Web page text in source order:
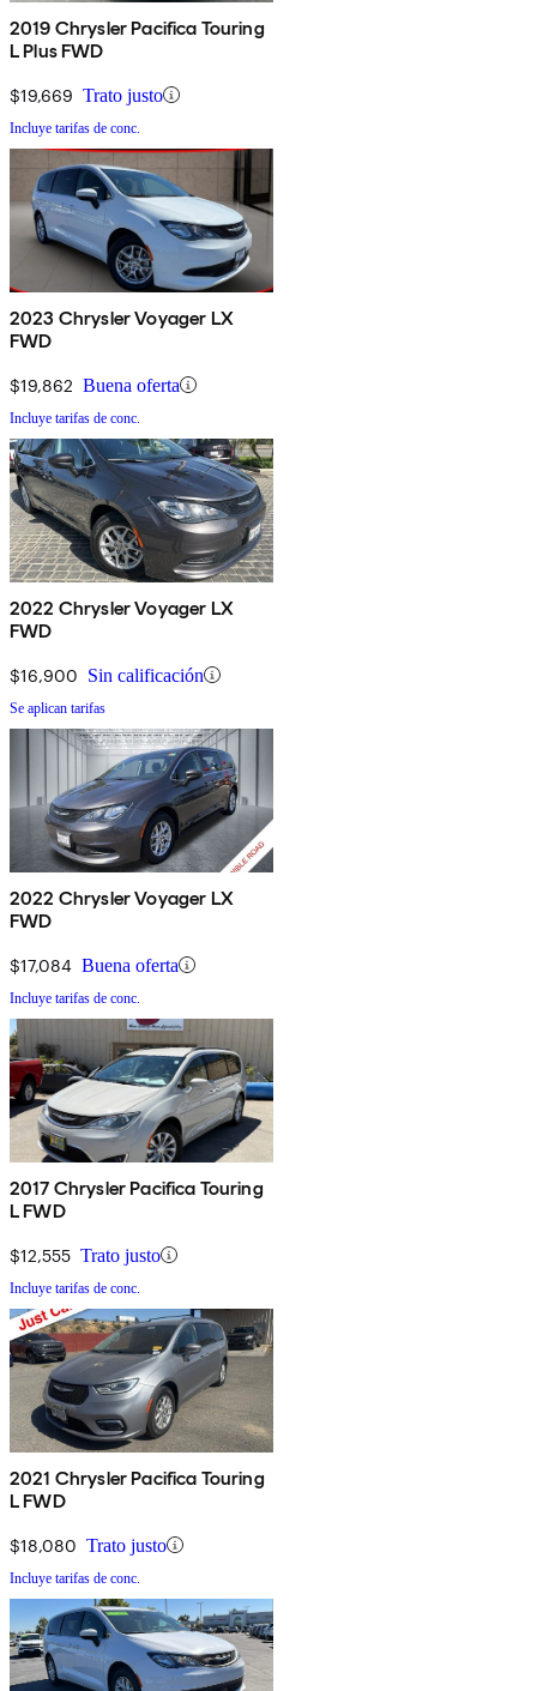
2019 Chrysler Pacifica Touring
L Plus FWD
$19,669 Trato justo
Incluye tarifas de conc.
2023 Chrysler Voyager LX
FWD
$19,862 Buena oferta
Incluye tarifas de conc.
2022 Chrysler Voyager LX
FWD
$16,900 Sin calificación
Se aplican tarifas
2022 Chrysler Voyager LX
FWD
$17,084 Buena oferta
Incluye tarifas de conc.
2017 Chrysler Pacifica Touring
L FWD
$12,555 Trato justo
Incluye tarifas de conc.
2021 Chrysler Pacifica Touring
L FWD
$18,080 Trato justo
Incluye tarifas de conc.